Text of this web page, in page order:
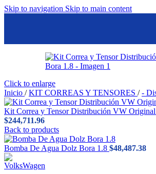
Skip to navigation Skip to main content
Click to enlarge
Inicio / KIT CORREAS Y TENSORES / -
Kit Correa y Tensor Distribución VW
$244,711.96
Back to products
Bomba De Agua Dolz Bora 1.8 $48,487.38